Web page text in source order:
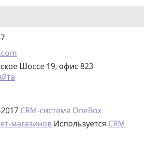
Шоссе 19, офис 823
CRM-система OneBox
магазинов Используется CRM